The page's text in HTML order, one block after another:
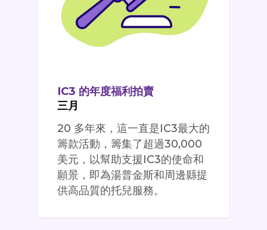
IC3 的年度福利拍賣
三月
20 多年來，這一直是IC3最大的
籌款活動，籌集了超過30,000
美元，以幫助支援IC3的使命和
願景，即為湯普金斯和周邊縣提
供高品質的托兒服務。